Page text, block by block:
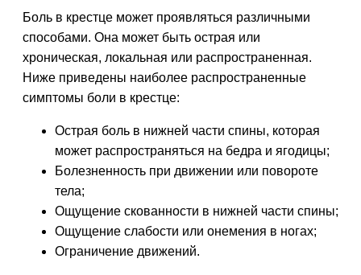
Боль в крестце может проявляться различными
способами. Она может быть острая или
хроническая, локальная или распространенная.
Ниже приведены наиболее распространенные
симптомы боли в крестце:
Острая боль в нижней части спины, которая
может распространяться на бедра и ягодицы;
Болезненность при движении или повороте
тела;
Ощущение скованности в нижней части спины;
Ощущение слабости или онемения в ногах;
Ограничение движений.